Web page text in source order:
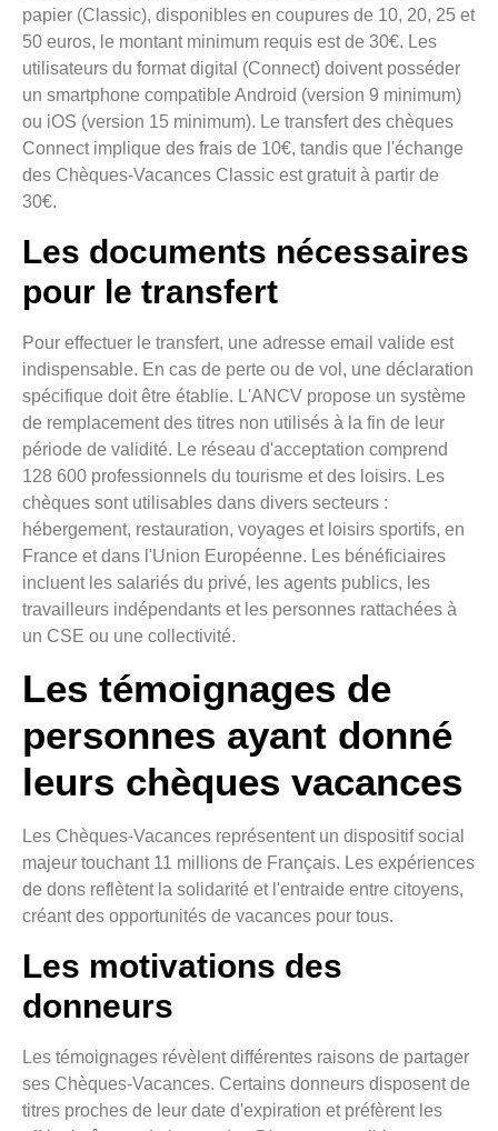
papier (Classic), disponibles en coupures de 10, 20, 25 et
50 euros, le montant minimum requis est de 30€. Les
utilisateurs du format digital (Connect) doivent posséder
un smartphone compatible Android (version 9 minimum)
ou iOS (version 15 minimum). Le transfert des chèques
Connect implique des frais de 10€, tandis que l'échange
des Chèques-Vacances Classic est gratuit à partir de
30€.
Les documents nécessaires
pour le transfert
Pour effectuer le transfert, une adresse email valide est
indispensable. En cas de perte ou de vol, une déclaration
spécifique doit être établie. L'ANCV propose un système
de remplacement des titres non utilisés à la fin de leur
période de validité. Le réseau d'acceptation comprend
128 600 professionnels du tourisme et des loisirs. Les
chèques sont utilisables dans divers secteurs :
hébergement, restauration, voyages et loisirs sportifs, en
France et dans l'Union Européenne. Les bénéficiaires
incluent les salariés du privé, les agents publics, les
travailleurs indépendants et les personnes rattachées à
un CSE ou une collectivité.
Les témoignages de
personnes ayant donné
leurs chèques vacances
Les Chèques-Vacances représentent un dispositif social
majeur touchant 11 millions de Français. Les expériences
de dons reflètent la solidarité et l'entraide entre citoyens,
créant des opportunités de vacances pour tous.
Les motivations des
donneurs
Les témoignages révèlent différentes raisons de partager
ses Chèques-Vacances. Certains donneurs disposent de
titres proches de leur date d'expiration et préfèrent les